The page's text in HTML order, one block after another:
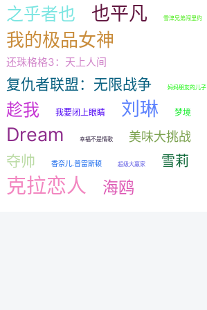
之乎者也 也平凡 雪津兄弟闯里约
我的极品女神
还珠格格3：天上人间
复仇者联盟：无限战争 妈妈朋友的儿子
趁我 我要闭上眼睛 刘琳 梦境
Dream 幸福不是情歌 美味大挑战
夺帅 香奈儿.普雷斯顿 超级大赢家 雪莉
克拉恋人 海鸥